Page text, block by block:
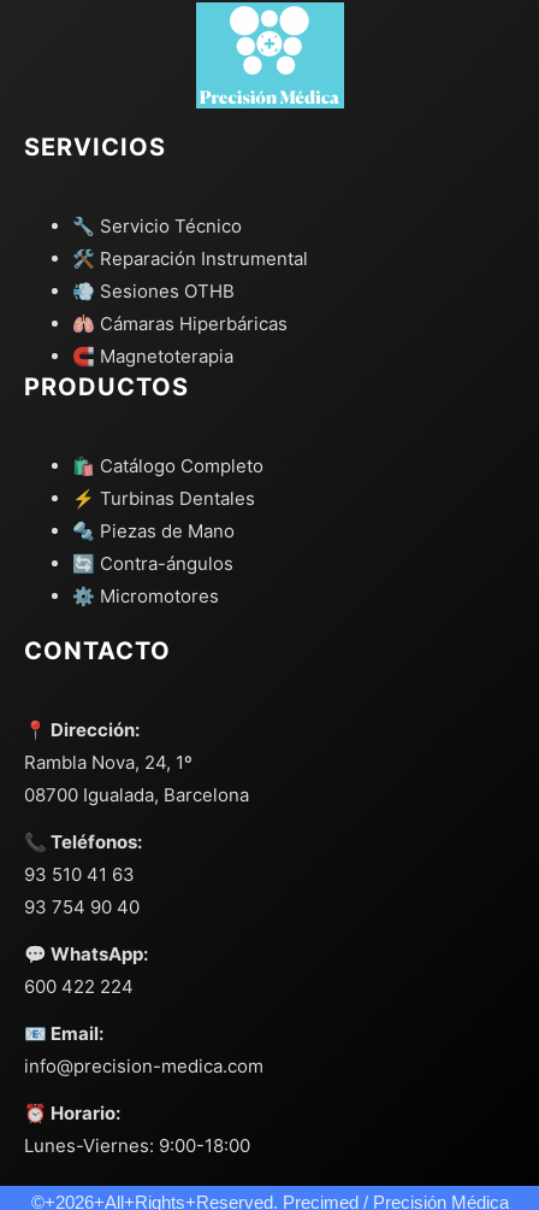
SERVICIOS
🔧 Servicio Técnico
🛠️ Reparación Instrumental
💨 Sesiones OTHB
🫁 Cámaras Hiperbáricas
🧲 Magnetoterapia
PRODUCTOS
🛍️ Catálogo Completo
⚡ Turbinas Dentales
🔩 Piezas de Mano
🔄 Contra-ángulos
⚙️ Micromotores
CONTACTO
📍 Dirección:
Rambla Nova, 24, 1º
08700 Igualada, Barcelona
📞 Teléfonos:
93 510 41 63
93 754 90 40
💬 WhatsApp:
600 422 224
📧 Email:
info@precision-medica.com
⏰ Horario:
Lunes-Viernes: 9:00-18:00
©+2026+All+Rights+Reserved. Precimed / Precisión Médica